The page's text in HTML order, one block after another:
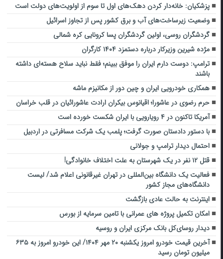
پزشکیان: خانه‌دار کردن دهک‌های اول تا سوم از اولویت‌های دولت است
وضعیت زیرساخت‌های آب و برق کشور پس از تجاوز اسرائیل
گردشگران روسی، اولین گردشگران پسا کرونایی کره شمالی
مژده شیرین وزیرکار درباره دستمزد ۱۴۰۴ کارگران
ترامپ: دوست دارم ایران را موفق ببینم؛ فقط نباید سلاح هسته‌ای داشته
باشند
همکاری خودرویی ایران و چین دور از مکانیزم ماشه
حرم رضوی در عاشورا؛ اقیانوس بیکران ارادت عاشورائیان در قلب خراسان
آمریکا تاکنون در ۴ رویارویی با ایران شکست خورده است
با دستور دادستان صورت گرفت؛ پلمب یک شرکت‌ مسافرتی در اردبیل
احتمال دیدار ترامپ و جولانی
قتل ۱۲ نفر در یک شهرستان به علت اختلاف خانوادگی!
فعالیت یک دانشگاه بین‌المللی در تهران غیرقانونی اعلام شد/ لیست
دانشگاه‌های مجاز کشور
اینترنت به حالت عادی بازگشت
امکان تکمیل پروژه های عمرانی با تامین سرمایه از بورس
دیدار روسای‌کل بانک مرکزی ایران و روسیه
آخرین قیمت خودرو امروز یکشنبه ۲۰ مهر ۱۴۰۴/ این خودرو امروز به ۶۳۵
میلیون تومان رسید